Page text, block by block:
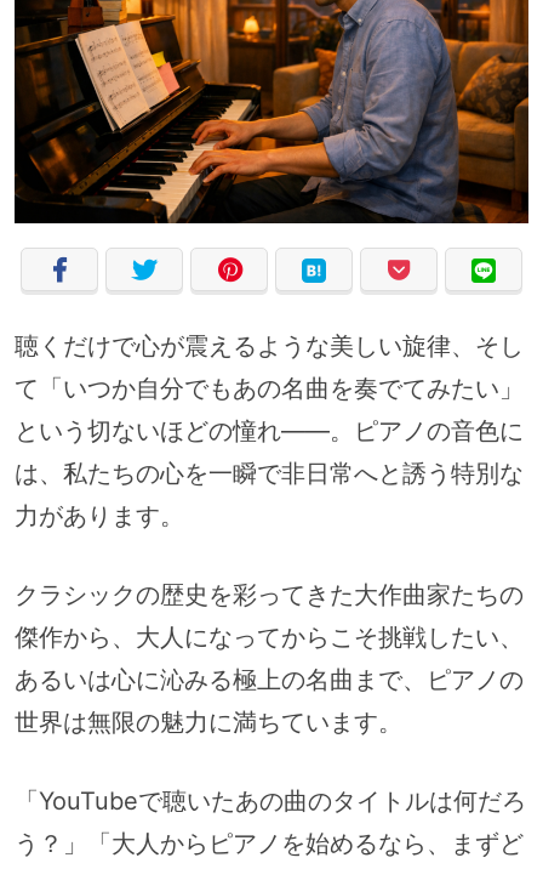
聴くだけで心が震えるような美しい旋律、そし
て「いつか自分でもあの名曲を奏でてみたい」
という切ないほどの憧れ――。ピアノの音色に
は、私たちの心を一瞬で非日常へと誘う特別な
力があります。
クラシックの歴史を彩ってきた大作曲家たちの
傑作から、大人になってからこそ挑戦したい、
あるいは心に沁みる極上の名曲まで、ピアノの
世界は無限の魅力に満ちています。
「YouTubeで聴いたあの曲のタイトルは何だろ
う？」「大人からピアノを始めるなら、まずど